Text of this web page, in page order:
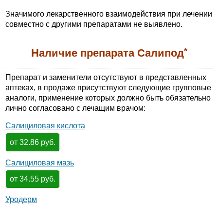
Значимого лекарственного взаимодействия при лечении
совместно с другими препаратами не выявлено.
Наличие препарата Салипод*
Препарат и заменители отсутствуют в представленных
аптеках, в продаже присутствуют следующие групповые
аналоги, применение которых должно быть обязательно
лично согласовано с лечащим врачом:
Салициловая кислота
от 32.86 руб.
Салициловая мазь
от 34.55 руб.
Уродерм